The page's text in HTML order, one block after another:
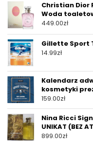
Christian Dior
Woda
449.00zł
Gillette Sport
14.99zł
Kalendarz
kosmetyki
159.00zł
Nina Ricci
UNIKAT (BEZ
899.00zł